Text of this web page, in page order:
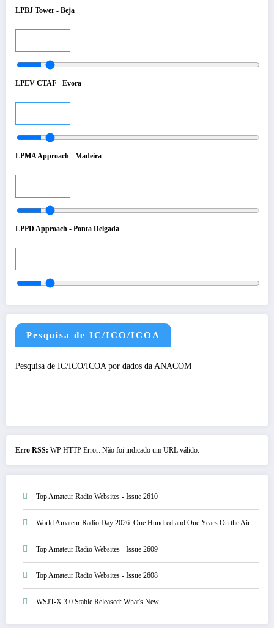
LPBJ Tower - Beja
LPEV CTAF - Evora
LPMA Approach - Madeira
LPPD Approach - Ponta Delgada
Pesquisa de IC/ICO/ICOA
Pesquisa de IC/ICO/ICOA por dados da ANACOM
Erro RSS: WP HTTP Error: Não foi indicado um URL válido.
Top Amateur Radio Websites - Issue 2610
World Amateur Radio Day 2026: One Hundred and One Years On the Air
Top Amateur Radio Websites - Issue 2609
Top Amateur Radio Websites - Issue 2608
WSJT-X 3.0 Stable Released: What's New